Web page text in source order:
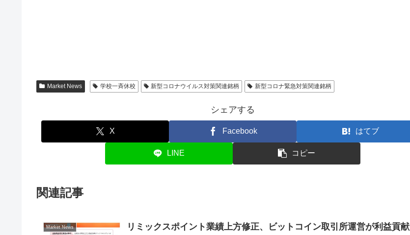
Market News 学校一斉休校 新型コロナウイルス対策関連銘柄 新型コロナ緊急対策関連銘柄
シェアする
X Facebook はてブ
LINE コピー
関連記事
Market News リミックスポイント業績上方修正、ビットコイン取引所運営が利益貢献